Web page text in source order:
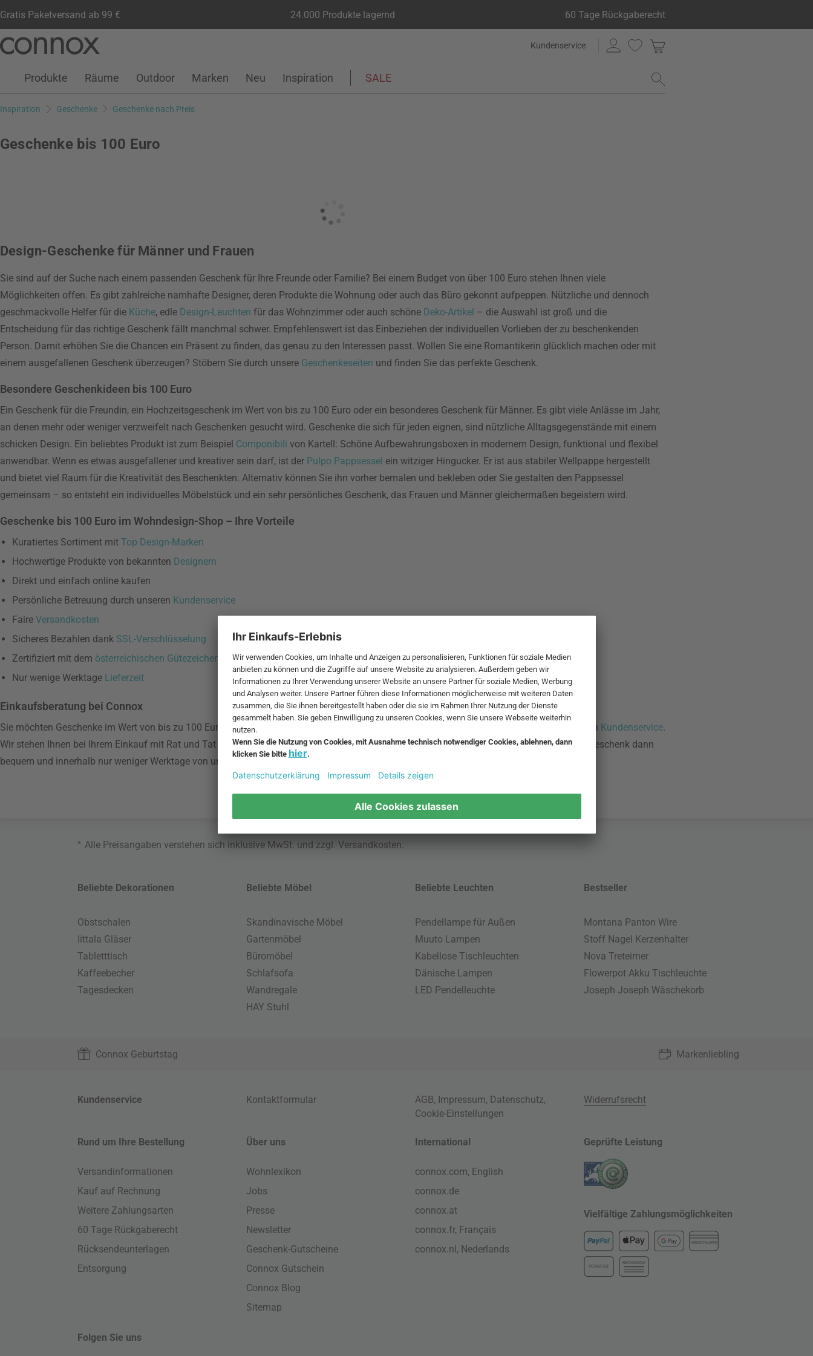
Gratis Paketversand ab 99 € 24.000 Produkte lagernd 60 Tage Rückgaberecht
Seiteninhalt
Suchfeld
Kundenservice
Kundenkonto
Wunschliste
Warenkorb
Produkte Räume Outdoor Marken Neu Inspiration SALE
Inspiration Geschenke Geschenke nach Preis
Geschenke bis 100 Euro
Design-Geschenke für Männer und Frauen
Sie sind auf der Suche nach einem passenden Geschenk für Ihre Freunde oder Familie? Bei einem Budget von über 100 Euro stehen Ihnen viele
Möglichkeiten offen. Es gibt zahlreiche namhafte Designer, deren Produkte die Wohnung oder auch das Büro gekonnt aufpeppen. Nützliche und dennoch
geschmackvolle Helfer für die Küche, edle Design-Leuchten für das Wohnzimmer oder auch schöne Deko-Artikel – die Auswahl ist groß und die
Entscheidung für das richtige Geschenk fällt manchmal schwer. Empfehlenswert ist das Einbeziehen der individuellen Vorlieben der zu beschenkenden
Person. Damit erhöhen Sie die Chancen ein Präsent zu finden, das genau zu den Interessen passt. Wollen Sie eine Romantikerin glücklich machen oder mit
einem ausgefallenen Geschenk überzeugen? Stöbern Sie durch unsere Geschenkeseiten und finden Sie das perfekte Geschenk.
Besondere Geschenkideen bis 100 Euro
Ein Geschenk für die Freundin, ein Hochzeitsgeschenk im Wert von bis zu 100 Euro oder ein besonderes Geschenk für Männer. Es gibt viele Anlässe im Jahr,
an denen mehr oder weniger verzweifelt nach Geschenken gesucht wird. Geschenke die sich für jeden eignen, sind nützliche Alltagsgegenstände mit einem
schicken Design. Ein beliebtes Produkt ist zum Beispiel Componibili von Kartell: Schöne Aufbewahrungsboxen in modernem Design, funktional und flexibel
anwendbar. Wenn es etwas ausgefallener und kreativer sein darf, ist der Pulpo Pappsessel ein witziger Hingucker. Er ist aus stabiler Wellpappe hergestellt
und bietet viel Raum für die Kreativität des Beschenkten. Alternativ können Sie ihn vorher bemalen und bekleben oder Sie gestalten den Pappsessel
gemeinsam – so entsteht ein individuelles Möbelstück und ein sehr persönliches Geschenk, das Frauen und Männer gleichermaßen begeistern wird.
Geschenke bis 100 Euro im Wohndesign-Shop – Ihre Vorteile
Kuratiertes Sortiment mit Top Design-Marken
Hochwertige Produkte von bekannten Designern
Direkt und einfach online kaufen
Persönliche Betreuung durch unseren Kundenservice
Faire Versandkosten
Sicheres Bezahlen dank SSL-Verschlüsselung
Zertifiziert mit dem österreichischen Gütezeichen
Nur wenige Werktage Lieferzeit
Einkaufsberatung bei Connox
Sie möchten Geschenke im Wert von bis zu 100 Euro online kaufen, brauchen aber Unterstützung? Wenden Sie sich jederzeit gern an unseren Kundenservice.
Wir stehen Ihnen bei Ihrem Einkauf mit Rat und Tat zur Seite, geben Empfehlungen und können Fragen schnell klären. Lassen Sie sich das Geschenk dann
bequem und innerhalb nur weniger Werktage von uns direkt nach Hause liefern und verschenken Sie Freude!
* Alle Preisangaben verstehen sich inklusive MwSt. und zzgl.Versandkosten.
Beliebte Dekorationen
Obstschalen
Iittala Gläser
Tabletttisch
Kaffeebecher
Tagesdecken
Beliebte Möbel
Skandinavische Möbel
Gartenmöbel
Büromöbel
Schlafsofa
Wandregale
HAY Stuhl
Beliebte Leuchten
Pendellampe für Außen
Muuto Lampen
Kabellose Tischleuchten
Dänische Lampen
LED Pendelleuchte
Bestseller
Montana Panton Wire
Stoff Nagel Kerzenhalter
Nova Treteimer
Flowerpot Akku Tischleuchte
Joseph Joseph Wäschekorb
Connox Geburtstag Markenliebling
Kundenservice Kontaktformular AGB, Impressum, Datenschutz,
Cookie-Einstellungen
Widerrufsrecht
Rund um Ihre Bestellung
Versandinformationen
Kauf auf Rechnung
Weitere Zahlungsarten
60 Tage Rückgaberecht
Rücksendeunterlagen
Entsorgung
Über uns
Wohnlexikon
Jobs
Presse
Newsletter
Geschenk-Gutscheine
Connox Gutschein
Connox Blog
Sitemap
International
connox.com, English
connox.de
connox.at
connox.fr, Français
connox.nl, Nederlands
Geprüfte Leistung
Vielfältige Zahlungsmöglichkeiten
KREDITKARTE
VORKASSE
RECHNUNG
Folgen Sie uns